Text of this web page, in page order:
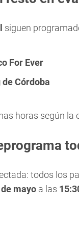
siguen
For Ever
Córdoba
horas según la
todos los
mayo a las